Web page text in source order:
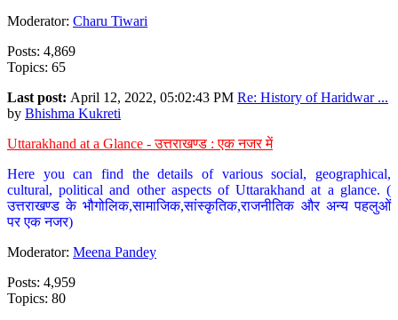
Moderator: Charu Tiwari
Posts: 4,869
Topics: 65
Last post: April 12, 2022, 05:02:43 PM Re: History of Haridwar ...
by Bhishma Kukreti
Uttarakhand at a Glance - उत्तराखण्ड : एक नजर में
Here you can find the details of various social, geographical,
cultural, political and other aspects of Uttarakhand at a glance. (
उत्तराखण्ड के भौगोलिक,सामाजिक,सांस्कृतिक,राजनीतिक और अन्य पहलुओं
पर एक नजर)
Moderator: Meena Pandey
Posts: 4,959
Topics: 80